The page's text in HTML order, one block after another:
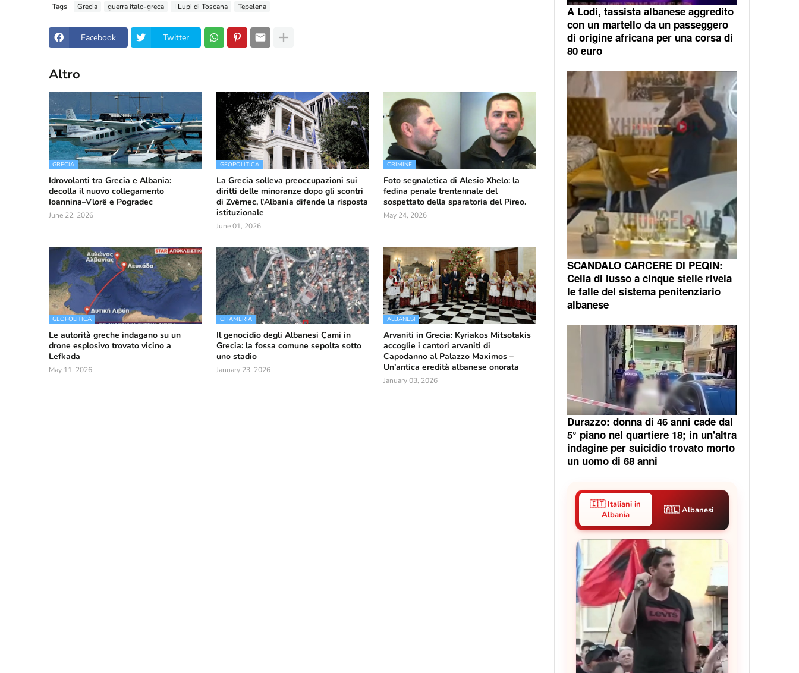
Tags Grecia guerra italo-greca I Lupi di Toscana Tepelena
Facebook Twitter
Altro
GRECIA
Idrovolanti tra Grecia e Albania:
decolla il nuovo collegamento
Ioannina–Vlorë e Pogradec
June 22, 2026
GEOPOLITICA
La Grecia solleva preoccupazioni sui
diritti delle minoranze dopo gli scontri
di Zvërnec, l'Albania difende la risposta
istituzionale
June 01, 2026
CRIMINE
Foto segnaletica di Alesio Xhelo: la
fedina penale trentennale del
sospettato della sparatoria del Pireo.
May 24, 2026
GEOPOLITICA
Le autorità greche indagano su un
drone esplosivo trovato vicino a
Lefkada
May 11, 2026
CHAMERIA
Il genocidio degli Albanesi Çami in
Grecia: la fossa comune sepolta sotto
uno stadio
January 23, 2026
ALBANESI
Arvaniti in Grecia: Kyriakos Mitsotakis
accoglie i cantori arvaniti di
Capodanno al Palazzo Maximos –
Un’antica eredità albanese onorata
January 03, 2026
A Lodi, tassista albanese aggredito
con un martello da un passeggero
di origine africana per una corsa di
80 euro
SCANDALO CARCERE DI PEQIN:
Cella di lusso a cinque stelle rivela
le falle del sistema penitenziario
albanese
Durazzo: donna di 46 anni cade dal
5° piano nel quartiere 18; in un'altra
indagine per suicidio trovato morto
un uomo di 68 anni
🇮🇹 Italiani in
Albania
🇦🇱 Albanesi